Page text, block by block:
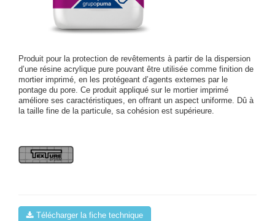
Produit pour la protection de revêtements à partir de la dispersion
d’une résine acrylique pure pouvant être utilisée comme finition de
mortier imprimé, en les protégeant d’agents externes par le
pontage du pore. Ce produit appliqué sur le mortier imprimé
améliore ses caractéristiques, en offrant un aspect uniforme. Dû à
la taille fine de la particule, sa cohésion est supérieure.
Télécharger la fiche technique